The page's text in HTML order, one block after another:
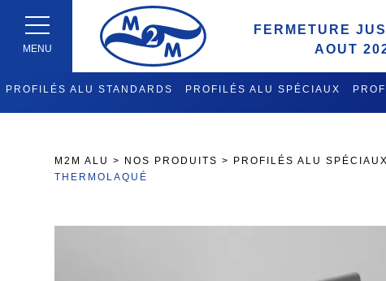
MENU
FERMETURE
AOUT
PROFILÉS ALU STANDARDS PROFILÉS ALU SPÉCIAUX
M2M ALU > NOS PRODUITS > PROFILÉS ALU SPÉCIAUX
THERMOLAQUÉ